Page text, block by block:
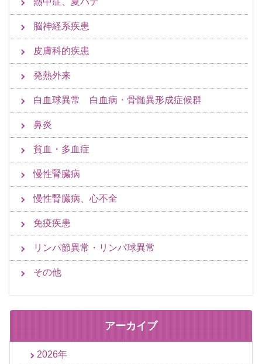
脳神経系疾患
皮膚科的疾患
発熱外来
白血球異常 白血病・骨髄異形成症候群
鼻炎
貧血・多血症
慢性腎臓病
慢性腎臓病、心不全
免疫疾患
リンパ節異常・リンパ球異常
その他
アーカイブ
2026年